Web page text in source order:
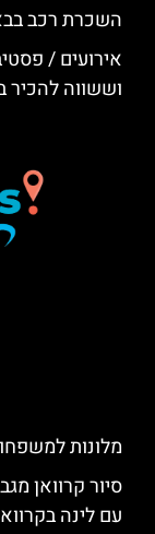
השכרת רכב
אירועים /
וששווה להכיר
מלונות
סיור קרוואן
עם לינה